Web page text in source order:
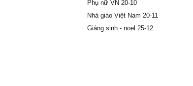
Phụ nữ VN 20-10
Nhà giáo Việt Nam 20-11
Giáng sinh - noel 25-12